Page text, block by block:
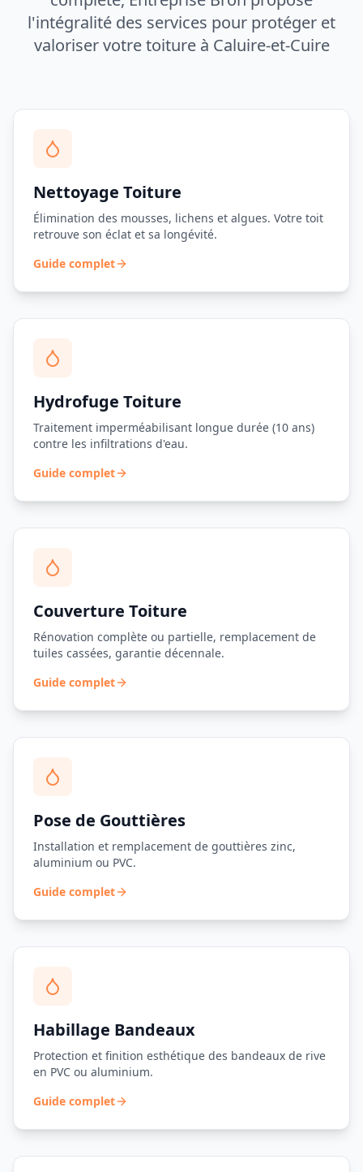
l'intégralité des services pour protéger et
valoriser votre toiture à Caluire-et-Cuire
Nettoyage Toiture
Élimination des mousses, lichens et algues. Votre toit
retrouve son éclat et sa longévité.
Guide complet
Hydrofuge Toiture
Traitement imperméabilisant longue durée (10 ans)
contre les infiltrations d'eau.
Guide complet
Couverture Toiture
Rénovation complète ou partielle, remplacement de
tuiles cassées, garantie décennale.
Guide complet
Pose de Gouttières
Installation et remplacement de gouttières zinc,
aluminium ou PVC.
Guide complet
Habillage Bandeaux
Protection et finition esthétique des bandeaux de rive
en PVC ou aluminium.
Guide complet